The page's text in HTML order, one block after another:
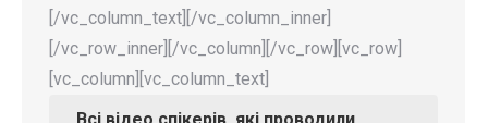
[/vc_column_text][/vc_column_inner]
[/vc_row_inner][/vc_column][/vc_row][vc_row]
[vc_column][vc_column_text]